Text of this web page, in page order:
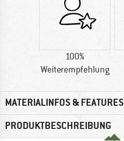
100%
Weiterempfehlung
MATERIALINFOS & FEATURES
PRODUKTBESCHREIBUNG